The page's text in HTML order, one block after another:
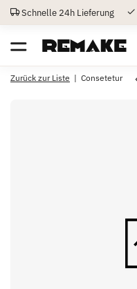
Schnelle 24h Lieferung
Zurück zur Liste Consetetur